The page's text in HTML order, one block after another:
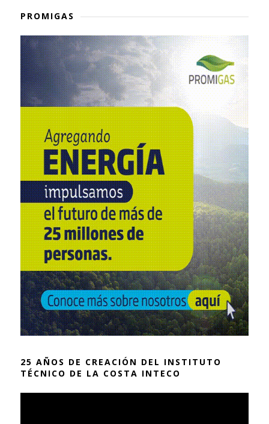
PROMIGAS
25 AÑOS DE CREACIÓN DEL INSTITUTO
TÉCNICO DE LA COSTA INTECO